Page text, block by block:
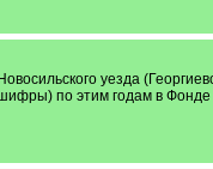
уезда
по этим годам в